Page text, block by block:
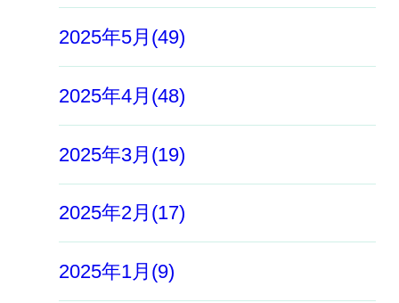
2025年5月(49)
2025年4月(48)
2025年3月(19)
2025年2月(17)
2025年1月(9)